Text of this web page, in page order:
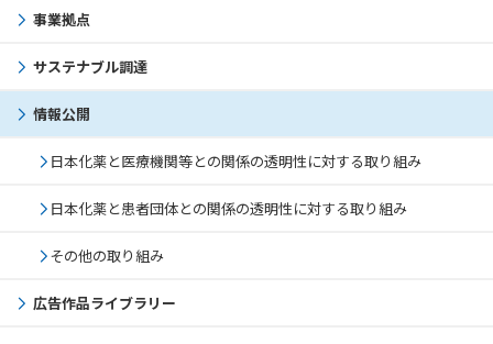
事業拠点
サステナブル調達
情報公開
日本化薬と医療機関等との関係の透明性に対する取り組み
日本化薬と患者団体との関係の透明性に対する取り組み
その他の取り組み
広告作品ライブラリー